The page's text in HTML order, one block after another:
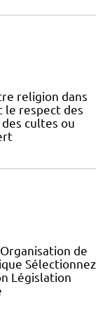
religion dans
le respect des
cultes ou
de
Sélectionnez
Législation